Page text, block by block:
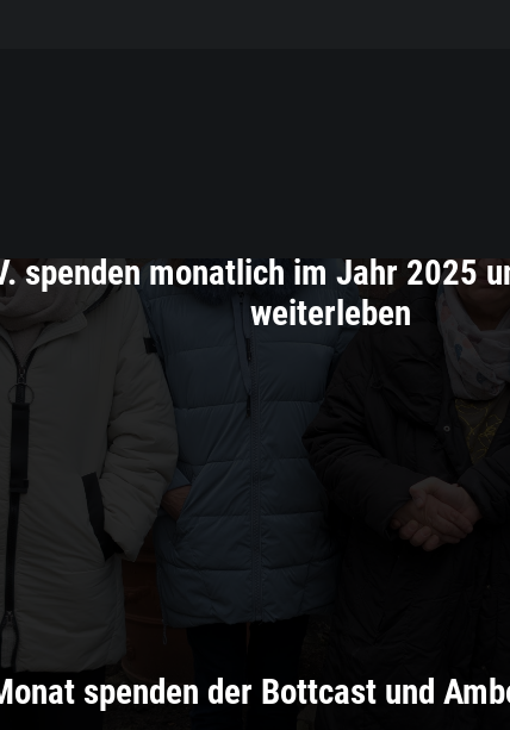
spenden monatlich im Jahr 2025
weiterleben
spenden der Bottcast und